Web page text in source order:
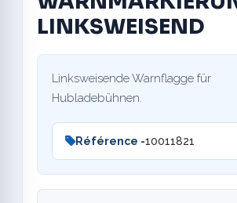
LINKSWEISEND
Linksweisende Warnflagge für
Hubladebühnen.
Référence -10011821